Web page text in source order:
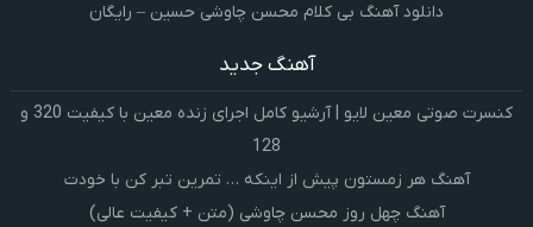
دانلود آهنگ بی کلام محسن چاوشی حسین – رایگان
آهنگ جدید
کنسرت صوتی معین لایو | آرشیو کامل اجرای زنده معین با کیفیت 320 و
128
آهنگ هر زمستون پیش از اینکه … تمرین تبر کن با خودت
آهنگ چهل روز محسن چاوشی (متن + کیفیت عالی)